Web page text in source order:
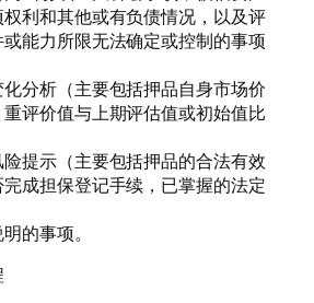
利和其他或有负债情况，以及评
能力所限无法确定或控制的事项
化分析（主要包括押品自身市场价
评价值与上期评估值或初始值比
险提示（主要包括押品的合法有效
成担保登记手续，已掌握的法定
的事项。